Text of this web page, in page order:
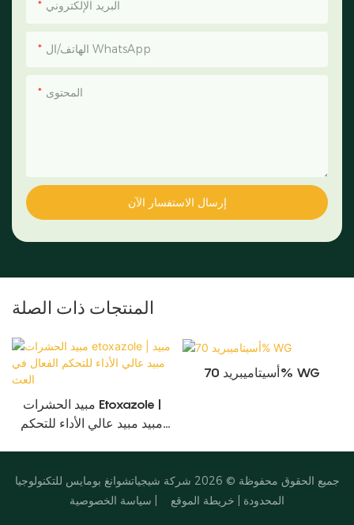
البريد الإلكتروني
الهاتف/ال WhatsApp
المحتوى
إرسال الاستفسار الآن
المنتجات ذات الصلة
مبيد الحشرات Etoxazole |
مبيد مبيد عالي الأداء للتحكم
أسيتاميبريد 70% WG
جميع الحقوق محفوظة © 2026
شركة شيجياتشوانغ بومايس للتكنولوجيا
المحدودة
خريطة الموقع سياسة الخصوصية